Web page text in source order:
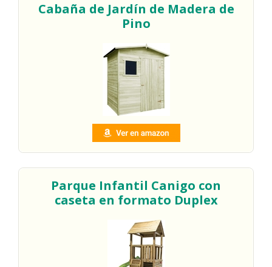
Cabaña de Jardín de Madera de
Pino
Parque Infantil Canigo con
caseta en formato Duplex